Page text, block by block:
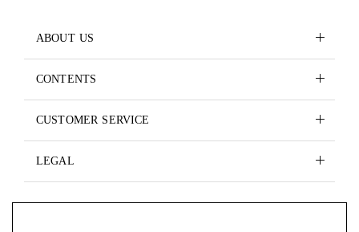
ABOUT US
CONTENTS
CUSTOMER SERVICE
LEGAL